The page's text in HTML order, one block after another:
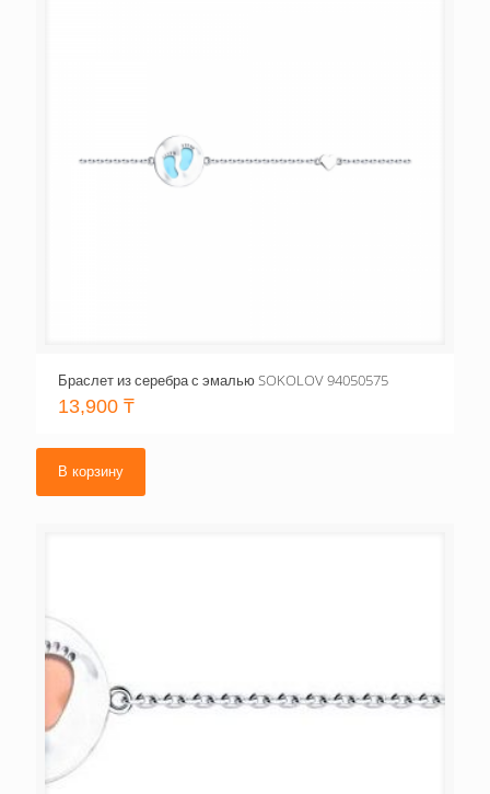
Браслет из серебра с эмалью SOKOLOV 94050575
13,900 ₸
В корзину